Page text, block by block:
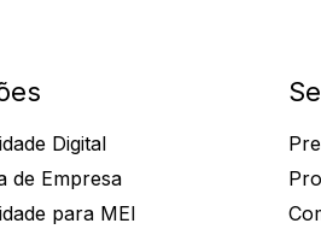
Digital
de Empresa
para MEI